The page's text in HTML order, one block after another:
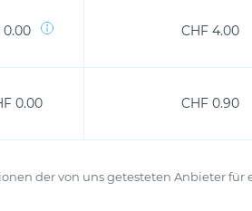
0.00 CHF 4.00
0.00 CHF 0.90
der von uns getesteten Anbieter